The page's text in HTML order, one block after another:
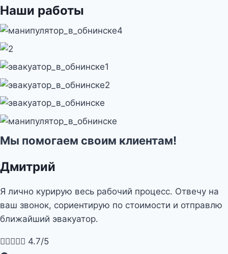
Наши работы
Мы помогаем своим клиентам!
Дмитрий
Я лично курирую весь рабочий процесс. Отвечу на
ваш звонок, сориентирую по стоимости и отправлю
ближайший эвакуатор.
 4.7/5